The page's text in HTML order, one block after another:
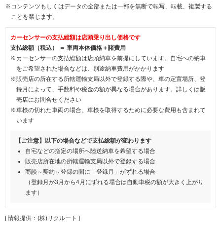
※コンテンツもしくはデータの全部または一部を無断で転写、転載、複製する
ことを禁じます。
カーセンサーの支払総額は店頭乗り出し価格です
支払総額（税込） ＝ 車両本体価格＋諸費用
※カーセンサーの支払総額は店頭納車を前提にしています。自宅への納車
をご希望された場合などは、別途納車費用がかかります
※販売店の所在する所轄運輸支局以外で登録する際や、車の定置場所、登
録月によって、手数料や税金の額が異なる場合があります。詳しくは販
売店にお問合せください
※車検の切れた車両の場合、車検を取得するために必要な費用も含まれて
います
【ご注意】以下の場合などで支払総額が変わります
自宅などの指定の場所へ陸送納車を希望する場合
販売店所在地の所轄運輸支局以外で登録する場合
商談～契約～登録の間に「登録月」がずれる場合
（登録月が3月から4月にずれる場合は自動車税の額が大きく上がり
ます）
[ 情報提供：(株)リクルート ]